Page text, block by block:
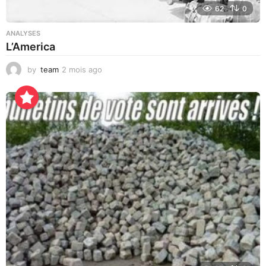
62 0
ANALYSES
L’America
by team 2 mois ago
u
r
s
a
g
o